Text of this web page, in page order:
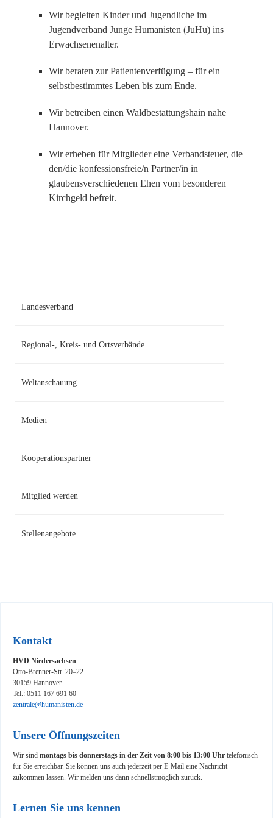
Wir begleiten Kinder und Jugendliche im
Jugendverband Junge Humanisten (JuHu) ins
Erwachsenenalter.
Wir beraten zur Patientenverfügung – für ein
selbstbestimmtes Leben bis zum Ende.
Wir betreiben einen Waldbestattungshain nahe
Hannover.
Wir erheben für Mitglieder eine Verbandsteuer, die
den/die konfessionsfreie/n Partner/in in
glaubensverschiedenen Ehen vom besonderen
Kirchgeld befreit.
überspringen
Landesverband
Regional-, Kreis- und Ortsverbände
Weltanschauung
Medien
Kooperationspartner
Mitglied werden
Stellenangebote
Kontakt
HVD Niedersachsen
Otto-Brenner-Str. 20–22
30159 Hannover
Tel.: 0511 167 691 60
zentrale@humanisten.de
Unsere Öffnungszeiten
Wir sind montags bis donnerstags in der Zeit von 8:00 bis 13:00 Uhr telefonisch
für Sie erreichbar. Sie können uns auch jederzeit per E-Mail eine Nachricht
zukommen lassen. Wir melden uns dann schnellstmöglich zurück.
Lernen Sie uns kennen